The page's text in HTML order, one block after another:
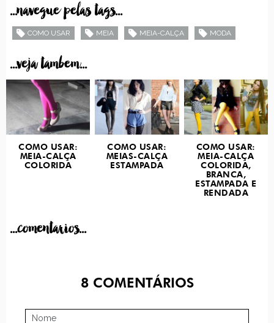
...navegue pelas tags...
COMO USAR MEIA MEIA-CALÇA MODA
...veja tambem...
COMO USAR:
MEIA-CALÇA
COLORIDA
COMO USAR:
MEIAS-CALÇA
ESTAMPADA
COMO USAR:
MEIA-CALÇA
COLORIDA,
BRANCA,
ESTAMPADA E
RENDADA
...comentarios...
8COMENTÁRIOS